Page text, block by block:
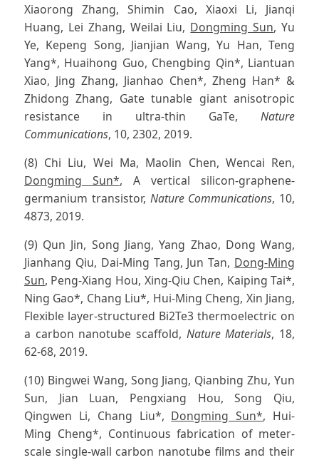
Xiaorong Zhang, Shimin Cao, Xiaoxi Li, Jianqi
Huang, Lei Zhang, Weilai Liu, Dongming Sun, Yu
Ye, Kepeng Song, Jianjian Wang, Yu Han, Teng
Yang*, Huaihong Guo, Chengbing Qin*, Liantuan
Xiao, Jing Zhang, Jianhao Chen*, Zheng Han* &
Zhidong Zhang, Gate tunable giant anisotropic
resistance in ultra-thin GaTe,Nature
Communications, 10, 2302, 2019.
(8) Chi Liu, Wei Ma, Maolin Chen, Wencai Ren,
Dongming Sun*, A vertical silicon-graphene-
germanium transistor, Nature Communications, 10,
4873, 2019.
(9) Qun Jin, Song Jiang, Yang Zhao, Dong Wang,
Jianhang Qiu, Dai-Ming Tang, Jun Tan, Dong-Ming
Sun, Peng-Xiang Hou, Xing-Qiu Chen, Kaiping Tai*,
Ning Gao*, Chang Liu*, Hui-Ming Cheng, Xin Jiang,
Flexible layer-structured Bi2Te3 thermoelectric on
a carbon nanotube scaffold, Nature Materials, 18,
62-68, 2019.
(10) Bingwei Wang, Song Jiang, Qianbing Zhu, Yun
Sun, Jian Luan, Pengxiang Hou, Song Qiu,
Qingwen Li, Chang Liu*, Dongming Sun*, Hui-
Ming Cheng*, Continuous fabrication of meter-
scale single-wall carbon nanotube films and their